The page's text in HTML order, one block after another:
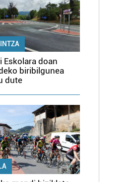
Eskolara doan
biribilgunea
dute